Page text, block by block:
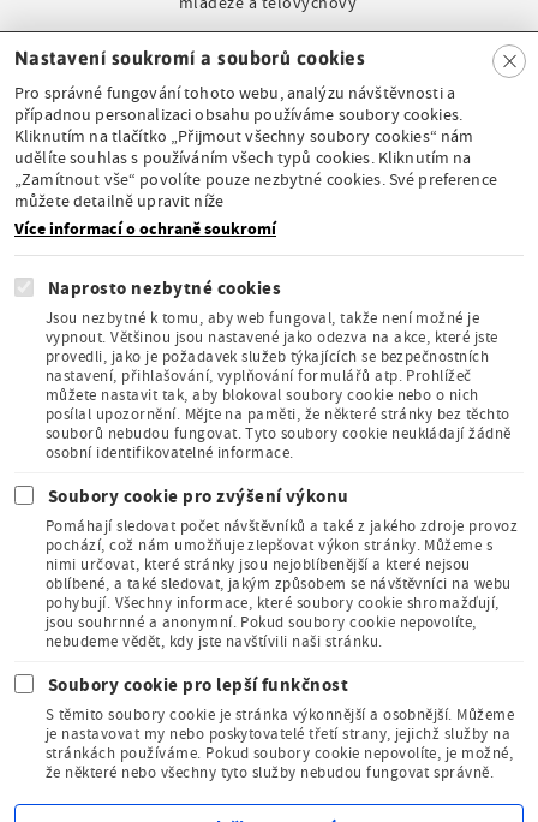
Stálá expozice pod
záštitou České
komise pro UNESCO
Člen Asociace
muzeí a galerií
České
republiky
Člen Mezinárodního
sdružení pro dětskou
knihu
Kudy z nudy - tipy na výlet
Clo
se
Nastavení soukromí a souborů cookies
Pro správné fungování tohoto webu, analýzu návštěvnosti a
případnou personalizaci obsahu používáme soubory cookies.
Kliknutím na tlačítko „Přijmout všechny soubory cookies“ nám
udělíte souhlas s používáním všech typů cookies. Kliknutím na
„Zamítnout vše“ povolíte pouze nezbytné cookies. Své preference
můžete detailně upravit níže
Více informací o ochraně soukromí
Naprosto nezbytné cookies
Jsou nezbytné k tomu, aby web fungoval, takže není možné je
vypnout. Většinou jsou nastavené jako odezva na akce, které jste
provedli, jako je požadavek služeb týkajících se bezpečnostních
nastavení, přihlašování, vyplňování formulářů atp. Prohlížeč
můžete nastavit tak, aby blokoval soubory cookie nebo o nich
posílal upozornění. Mějte na paměti, že některé stránky bez těchto
souborů nebudou fungovat. Tyto soubory cookie neukládají žádně
osobní identifikovatelné informace.
Soubory cookie pro zvýšení výkonu
Pomáhají sledovat počet návštěvníků a také z jakého zdroje provoz
pochází, což nám umožňuje zlepšovat výkon stránky. Můžeme s
nimi určovat, které stránky jsou nejoblíbenější a které nejsou
oblíbené, a také sledovat, jakým způsobem se návštěvníci na webu
pohybují. Všechny informace, které soubory cookie shromažďují,
jsou souhrnné a anonymní. Pokud soubory cookie nepovolíte,
nebudeme vědět, kdy jste navštívili naši stránku.
Soubory cookie pro lepší funkčnost
S těmito soubory cookie je stránka výkonnější a osobnější. Můžeme
je nastavovat my nebo poskytovatelé třetí strany, jejichž služby na
stránkách používáme. Pokud soubory cookie nepovolíte, je možné,
že některé nebo všechny tyto služby nebudou fungovat správně.